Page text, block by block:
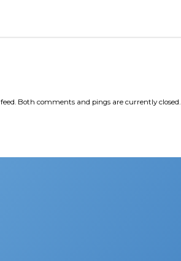
feed. Both comments and pings are currently closed.